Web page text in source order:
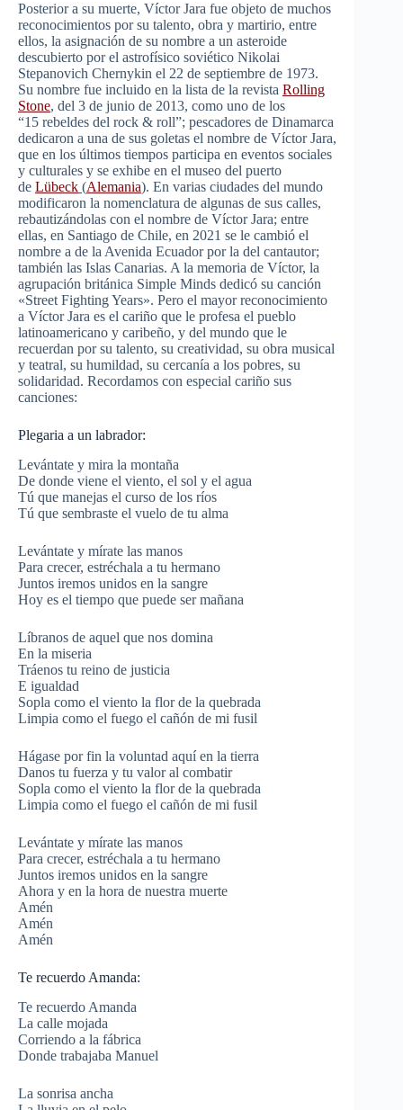
Posterior a su muerte, Víctor Jara fue objeto de muchos
reconocimientos por su talento, obra y martirio, entre
ellos, la asignación de su nombre a un asteroide
descubierto por el astrofísico soviético Nikolai
Stepanovich Chernykin el 22 de septiembre de 1973.
Su nombre fue incluido en la lista de la revista Rolling
Stone, del 3 de junio de 2013, como uno de los
“15 rebeldes del rock & roll”; pescadores de Dinamarca
dedicaron a una de sus goletas el nombre de Víctor Jara,
que en los últimos tiempos participa en eventos sociales
y culturales y se exhibe en el museo del puerto
de Lübeck (Alemania). En varias ciudades del mundo
modificaron la nomenclatura de algunas de sus calles,
rebautizándolas con el nombre de Víctor Jara; entre
ellas, en Santiago de Chile, en 2021 se le cambió el
nombre a de la Avenida Ecuador por la del cantautor;
también las Islas Canarias. A la memoria de Víctor, la
agrupación británica Simple Minds dedicó su canción
«Street Fighting Years». Pero el mayor reconocimiento
a Víctor Jara es el cariño que le profesa el pueblo
latinoamericano y caribeño, y del mundo que le
recuerdan por su talento, su creatividad, su obra musical
y teatral, su humildad, su cercanía a los pobres, su
solidaridad. Recordamos con especial cariño sus
canciones:
Plegaria a un labrador:
Levántate y mira la montaña
De donde viene el viento, el sol y el agua
Tú que manejas el curso de los ríos
Tú que sembraste el vuelo de tu alma
Levántate y mírate las manos
Para crecer, estréchala a tu hermano
Juntos iremos unidos en la sangre
Hoy es el tiempo que puede ser mañana
Líbranos de aquel que nos domina
En la miseria
Tráenos tu reino de justicia
E igualdad
Sopla como el viento la flor de la quebrada
Limpia como el fuego el cañón de mi fusil
Hágase por fin la voluntad aquí en la tierra
Danos tu fuerza y tu valor al combatir
Sopla como el viento la flor de la quebrada
Limpia como el fuego el cañón de mi fusil
Levántate y mírate las manos
Para crecer, estréchala a tu hermano
Juntos iremos unidos en la sangre
Ahora y en la hora de nuestra muerte
Amén
Amén
Amén
Te recuerdo Amanda:
Te recuerdo Amanda
La calle mojada
Corriendo a la fábrica
Donde trabajaba Manuel
La sonrisa ancha